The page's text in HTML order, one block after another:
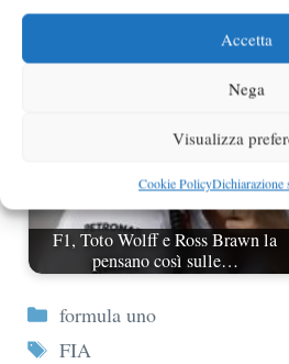
Accetta
Nega
Visualizza
Cookie PolicyDichiarazione
F1, Toto Wolff e Ross Brawn la
pensano così sulle…
Categorie
formula uno
Tag
FIA